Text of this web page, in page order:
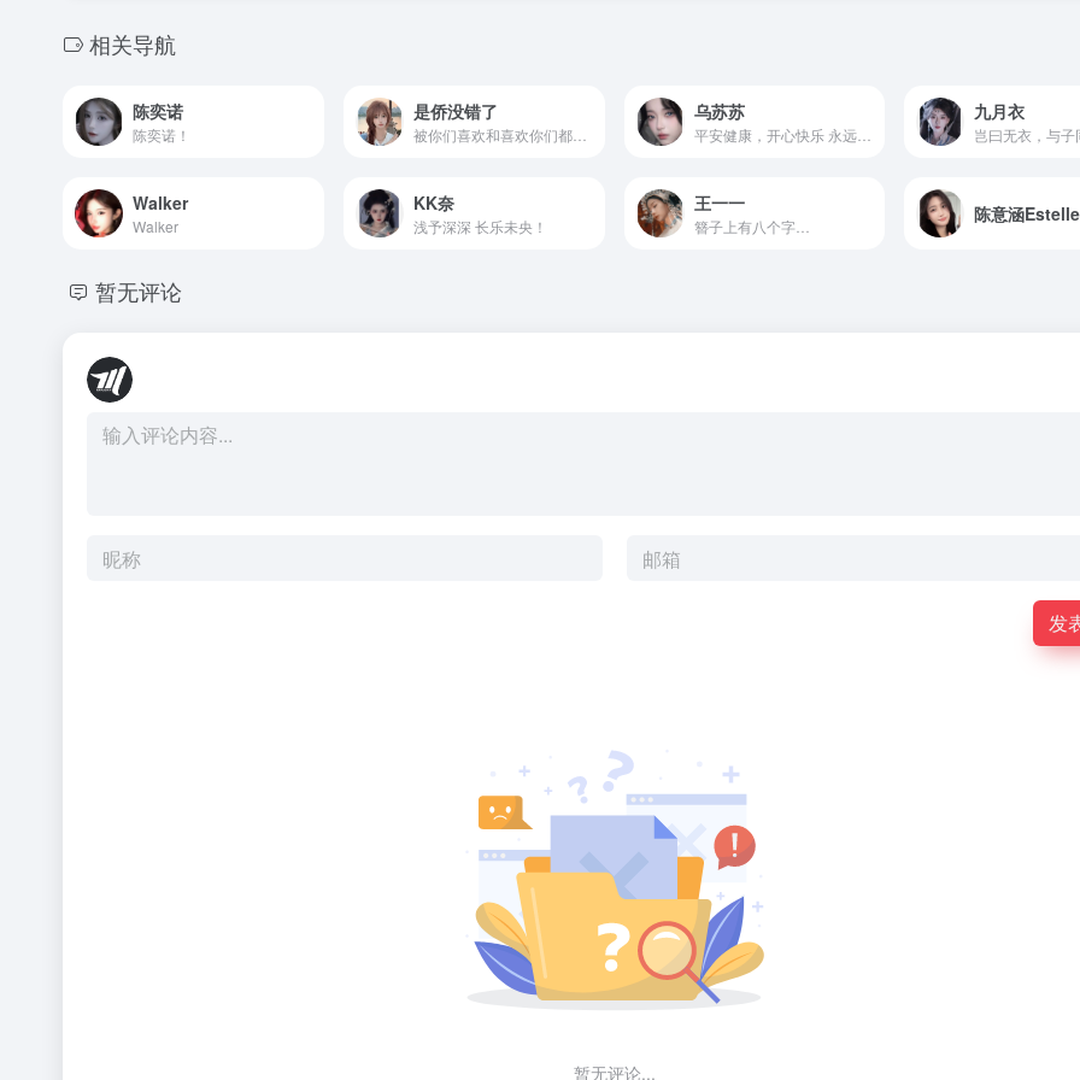
相关导航
陈奕诺
陈奕诺！
是侨没错了
被你们喜欢和喜欢你们都好幸福！
乌苏苏
平安健康，开心快乐 永远钟爱中式古典美学。
九月衣
岂曰无衣，与子
Walker
Walker
KK奈
浅予深深 长乐未央！
王一一
簪子上有八个字…
陈意涵Estelle
暂无评论
发
暂无评论...